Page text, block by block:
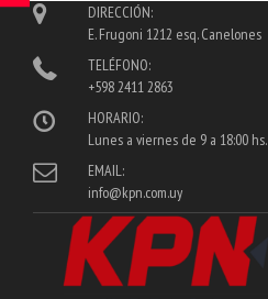
DIRECCIÓN:
E. Frugoni 1212 esq. Canelones
TELÉFONO:
+598 2411 2863
HORARIO:
Lunes a viernes de 9 a 18:00 hs.
EMAIL:
info@kpn.com.uy